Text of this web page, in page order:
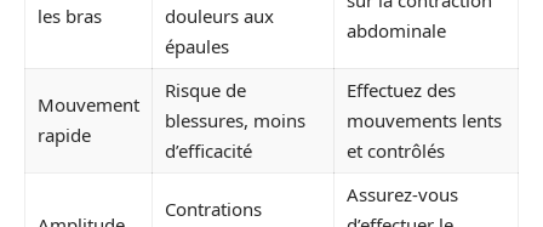
les bras
douleurs aux
épaules
abdominale
Mouvement
rapide
Risque de
blessures, moins
d’efficacité
Effectuez des
mouvements lents
et contrôlés
Contrations
Assurez-vous